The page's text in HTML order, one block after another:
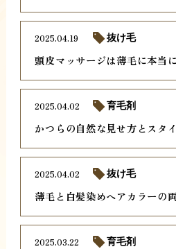
頭皮マッサージは薄毛に本当
2025.04.19 抜け毛
かつらの自然な見せ方とスタ
2025.04.02 育毛剤
薄毛と白髪染めヘアカラーの
2025.04.02 抜け毛
2025.03.22 育毛剤